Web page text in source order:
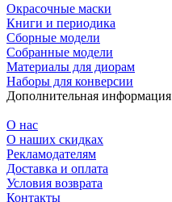
Окрасочные маски
Книги и периодика
Сборные модели
Собранные модели
Материалы для диорам
Наборы для конверсии
Дополнительная информация
О нас
О наших скидках
Рекламодателям
Доставка и оплата
Условия возврата
Контакты